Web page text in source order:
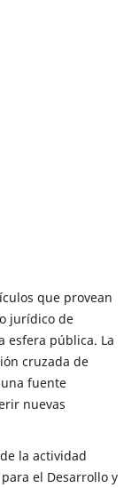
que provean
jurídico de
esfera pública. La
cruzada de
fuente
nuevas
la actividad
el Desarrollo y